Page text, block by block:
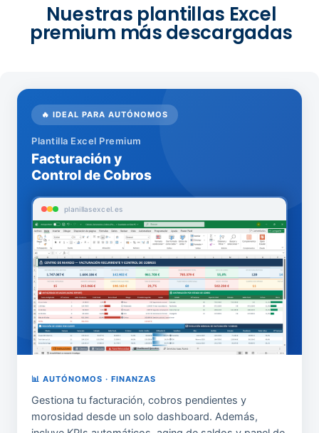
Nuestras plantillas Excel
premium más descargadas
🔥 IDEAL PARA AUTÓNOMOS
Plantilla Excel Premium
Facturación y
Control de Cobros
planillasexcel.es
📊 AUTÓNOMOS · FINANZAS
Gestiona tu facturación, cobros pendientes y
morosidad desde un solo dashboard. Además,